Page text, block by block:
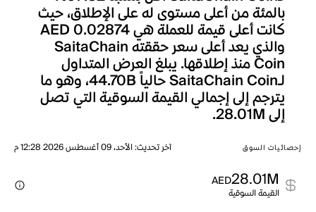
بالمئة من أعلى مستوى له على الإطلاق، حيث
كانت أعلى قيمة للعملة هي AED 0.02874
والذي يعد أعلى سعر حققته SaitaChain
Coin منذ إطلاقها. يبلغ العرض المتداول
لـSaitaChain Coin حالياً 44.70B، وهو ما
يترجم إلى إجمالي القيمة السوقية التي تصل
إلى 28.01M.
إحصائيات السوق آخر تحديث:الأحد، 09 أغسطس 2026 12:28 م
28.01M
AED
القيمة السوقية